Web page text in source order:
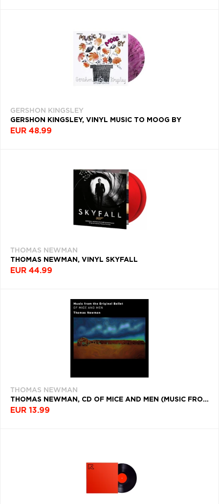
GERSHON KINGSLEY
GERSHON KINGSLEY, VINYL MUSIC TO MOOG BY
EUR 48.99
THOMAS NEWMAN
THOMAS NEWMAN, VINYL SKYFALL
EUR 44.99
THOMAS NEWMAN
THOMAS NEWMAN, CD OF MICE AND MEN (MUSIC FROM THE ORIGINAL BALLET)
EUR 13.99